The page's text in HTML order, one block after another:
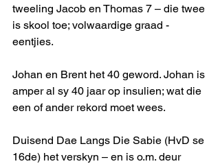
tweeling Jacob en Thomas 7 – die twee
is skool toe; volwaardige graad -
eentjies.
Johan en Brent het 40 geword. Johan is
amper al sy 40 jaar op insulien; wat die
een of ander rekord moet wees.
Duisend Dae Langs Die Sabie (HvD se
16de) het verskyn – en is o.m. deur